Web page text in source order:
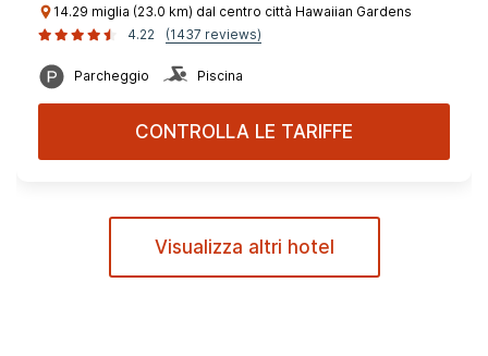
14.29 miglia (23.0 km) dal centro città Hawaiian Gardens
4.22
(1437 reviews)
Parcheggio Piscina
CONTROLLA LE TARIFFE
Visualizza altri hotel